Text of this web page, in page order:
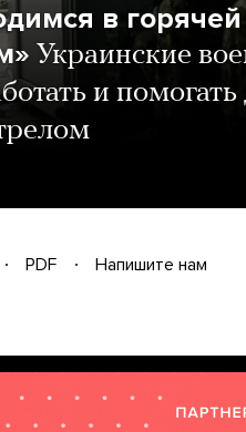
в
Украинские
и
PDF
Напишите нам